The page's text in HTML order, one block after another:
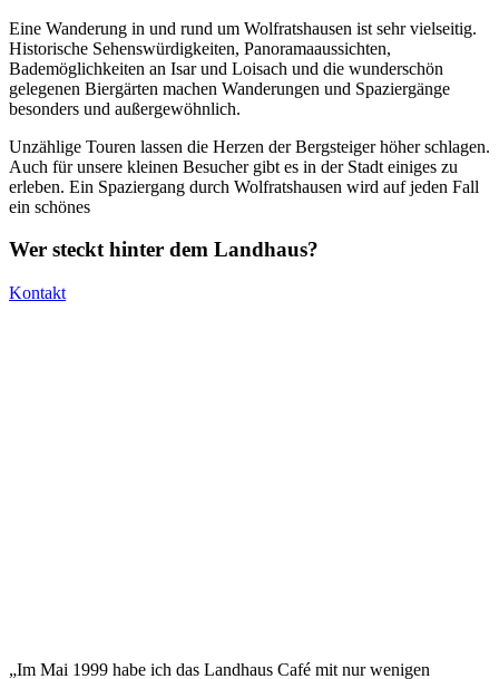
Eine Wanderung in und rund um Wolfratshausen ist sehr vielseitig.
Historische Sehenswürdigkeiten, Panoramaaussichten,
Bademöglichkeiten an Isar und Loisach und die wunderschön
gelegenen Biergärten machen Wanderungen und Spaziergänge
besonders und außergewöhnlich.
Unzählige Touren lassen die Herzen der Bergsteiger höher schlagen.
Auch für unsere kleinen Besucher gibt es in der Stadt einiges zu
erleben. Ein Spaziergang durch Wolfratshausen wird auf jeden Fall
ein schönes
Wer steckt hinter dem Landhaus?
Kontakt
„Im Mai 1999 habe ich das Landhaus Café mit nur wenigen